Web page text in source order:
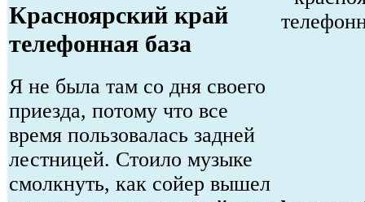
Красноярский край
телефонная база
Я не была там со дня своего
приезда, потому что все
время пользовалась задней
лестницей. Стоило музыке
смолкнуть, как сойер вышел